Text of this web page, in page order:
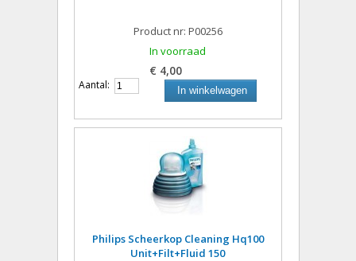
Product nr: P00256
In voorraad
€ 4,00
Aantal: In winkelwagen
Philips Scheerkop Cleaning Hq100
Unit+Filt+Fluid 150